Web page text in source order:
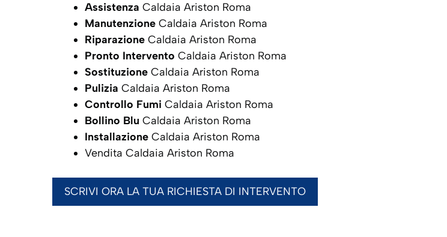
Assistenza Caldaia Ariston Roma
ManutenzioneCaldaia Ariston Roma
RiparazioneCaldaia Ariston Roma
Pronto Intervento Caldaia Ariston Roma
SostituzioneCaldaia Ariston Roma
Pulizia Caldaia Ariston Roma
Controllo Fumi Caldaia Ariston Roma
Bollino Blu Caldaia Ariston Roma
InstallazioneCaldaia Ariston Roma
Vendita Caldaia Ariston Roma
SCRIVI ORA LA TUA RICHIESTA DI INTERVENTO